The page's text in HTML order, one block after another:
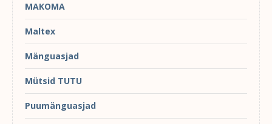
MAKOMA
Maltex
Mänguasjad
Mütsid TUTU
Puumänguasjad